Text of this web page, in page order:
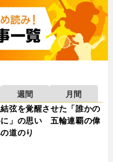
週間
月間
弦を覚醒させた「誰かの
に」の思い 五輪連覇の偉
道のり